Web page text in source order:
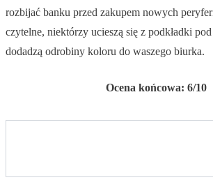
rozbijać banku przed zakupem nowych
czytelne, niektórzy ucieszą się z podkładki pod
dodadzą odrobiny koloru do waszego biurka.
Ocena końcowa: 6/10